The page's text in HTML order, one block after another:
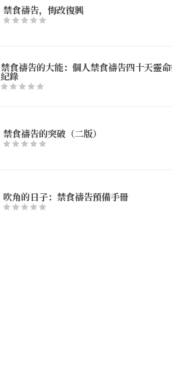
禁食禱告，悔改復興
禁食禱告的大能：個人禁食禱告四十天靈
紀錄
禁食禱告的突破（二版）
吹角的日子：禁食禱告預備手冊